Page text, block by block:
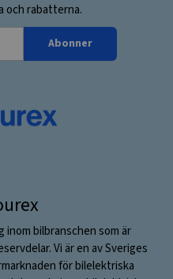
och rabatterna.
Abonner
bilbranschen som är
Vi är en av Sveriges
för bilelektriska